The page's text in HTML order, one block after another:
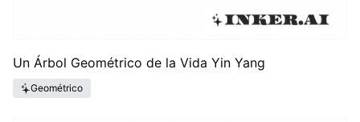
Un Árbol Geométrico de la Vida Yin Yang
Geométrico